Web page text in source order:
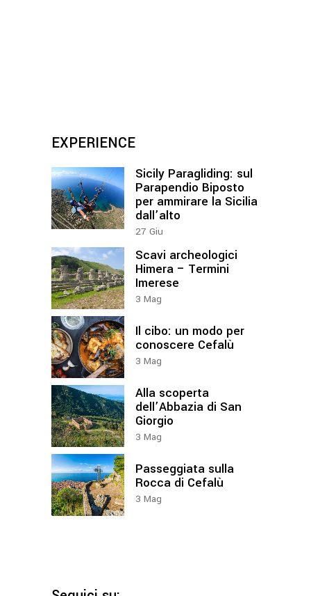
EXPERIENCE
Sicily Paragliding: sul
Parapendio Biposto
per ammirare la Sicilia
dall’alto
27 Giu
Scavi archeologici
Himera – Termini
Imerese
3 Mag
Il cibo: un modo per
conoscere Cefalù
3 Mag
Alla scoperta
dell’Abbazia di San
Giorgio
3 Mag
Passeggiata sulla
Rocca di Cefalù
3 Mag